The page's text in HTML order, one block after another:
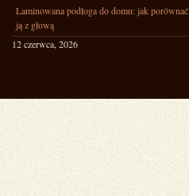
Laminowana podłoga do domu: jak porównać
ją z głową
12 czerwca, 2026